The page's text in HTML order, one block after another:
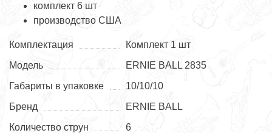
комплект 6 шт
производство США
Комплектация
Комплект 1 шт
Модель
ERNIE BALL 2835
Габариты в упаковке
10/10/10
Бренд
ERNIE BALL
Количество струн
6